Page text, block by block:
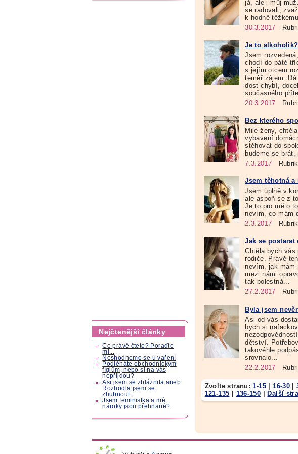
Nejčtenější články
Co právě čtete? Poraďte
mi...
Neshodneme se u vaření
Podléháte obchodnickým
fíglům, nebo si na vás
nepřijdou?
Asi jsem se zbláznila aneb
Rozhodla jsem se
zhubnout.
Jsem feministka a mé
nároky jsou přehnané?
já, ale i můj
se radovali,
k hodně
30.3.2017
Je to alkoholik?
Jsem
chodí do páté
s jejím otcem
téměř zájem.
dost chybí,
současného
20.3.2017
Bez kterého
Milé ženy,
vybavení
stěhovat do
budeme se
7.3.2017
Jsem těhotná
Jsem úplně v
ale aspoň se z
Je to pro mě o
nevím, co mám
2.3.2017
Jak se postarat
Chtěla bych vás
rodiče. Právě
nevím, jak mám
mezi námi
tak bolestná...
27.2.2017
Byla jsem
Asi od vás
bych si
dětství.
takovéhle
srovnalo...
22.2.2017
Zvolte stranu:1-15 |16-30 |
121-135
136-150 Další